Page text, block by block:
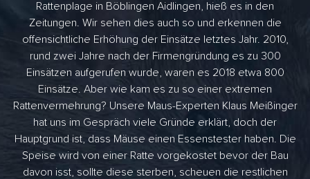
Rattenplage in Böblingen Aidlingen, hieß es in den
Zeitungen. Wir sehen dies auch so und erkennen die
offensichtliche Erhöhung der Einsätze letztes Jahr. 2010,
rund zwei Jahre nach der Firmengründung es zu 300
Einsätzen aufgerufen wurde, waren es 2018 etwa 800
Einsätze. Aber wie kam es zu so einer extremen
Rattenvermehrung? Unsere Maus-Experten Klaus Meißinger
hat uns im Gespräch viele Gründe erklärt, doch der
Hauptgrund ist, dass Mäuse einen Essenstester haben. Die
Speise wird von einer Ratte vorgekostet bevor der Bau
davon isst, sollte diese sterben, scheuen die restlichen